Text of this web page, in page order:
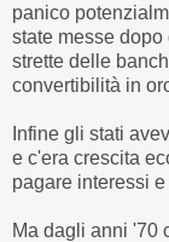
panico
state messe
strette delle
convertibilità in
Infine gli stati
e c'era crescita
pagare interessi
Ma dagli anni '70